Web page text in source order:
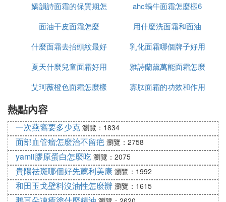
網紅同款素顏霜，相信大家應該都聽說過，在調整氣
色效果十分明顯，能讓原本疲憊的膚色立顯精神，產
品塗抹在臉上，有一種淡淡的清香，質地也像奶油一
樣很好推開，非常適合肌膚底子比較好的女生，不過
阿瑪尼黑曜石再生素顏霜：
阿瑪尼彩妝相信是眾所周知的品牌，旗下也有很多產
品，像素顏霜就是有名的，養膚效果是真的沒話說，
美白淡斑，還有一定的遮瑕力，最重要的是很水潤，
還有保濕的效果，兼具了粉底、精華和隔離的作用，
所以，用起來還是蠻方便的，能省不少時間
1、WONJIN 原辰
功能：提亮膚色滋潤補水保濕
用法
嬌韻詩面霜的保質期怎
麼看
ahc蝸牛面霜怎麼樣6
面油干皮面霜怎麼
用什麼洗面霜和面油
什麼面霜去抬頭紋最好
乳化面霜哪個牌子好用
夏天什麼兒童面霜好用
雅詩蘭黛萬能面霜怎麼
是白色的
艾珂薇橙色面霜怎麼樣
寡肽面霜的功效和作用
熱點內容
一次燕窩要多少克 瀏覽：1834
面部血管瘤怎麼治不留疤 瀏覽：2758
yamii膠原蛋白怎麼吃 瀏覽：2075
貴陽祛斑哪個好先薦利美康 瀏覽：1992
和田玉戈壁料沒油性怎麼辦 瀏覽：1615